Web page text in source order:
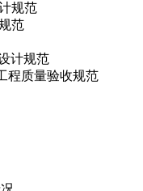
规范
范
计规范
程质量验收规范